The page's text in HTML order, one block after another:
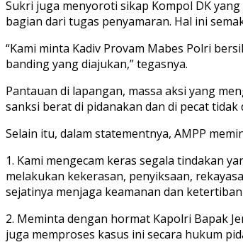
Sukri juga menyoroti sikap Kompol DK
bagian dari tugas penyamaran. Hal ini
“Kami minta Kadiv Provam Mabes Polri
banding yang diajukan,” tegasnya.
Pantauan di lapangan, massa aksi yang
sanksi berat di pidanakan dan di pecat tidak
Selain itu, dalam statementnya, AMPP
1. Kami mengecam keras segala tindakan
melakukan kekerasan, penyiksaan,
sejatinya menjaga keamanan dan
2. Meminta dengan hormat Kapolri Bapak
juga memproses kasus ini secara hukum